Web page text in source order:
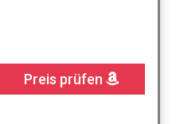
Preis prüfen